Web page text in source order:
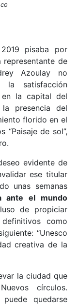
pisaba por
representante de
Azoulay no
la satisfacción
en la capital del
presencia del
florido en el
“Paisaje de sol”,
evidente de
ese titular
unas semanas
ante el mundo
de propiciar
como
“Unesco
creativa de la
la ciudad que
círculos.
quedarse